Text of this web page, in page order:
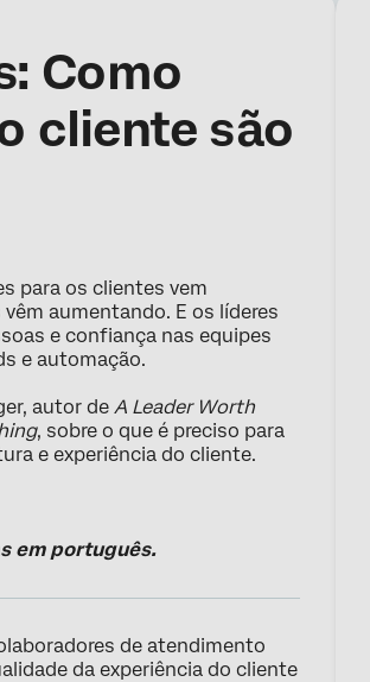
Como
cliente são
para os clientes vem
aumentando. E os líderes
e confiança nas equipes
e automação.
autor deA Leader Worth
, sobre o que é preciso para
e experiência do cliente.
em português.
de atendimento
da experiência do cliente